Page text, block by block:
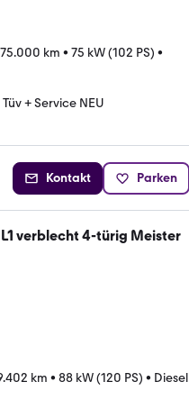
75.000 km • 75 kW (102 PS) •
Tüv + Service NEU
Kontakt Parken
verblecht 4-türig Meister
km • 88 kW (120 PS) • Diesel